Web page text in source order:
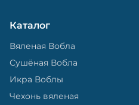
Каталог
Вяленая Вобла
Сушёная Вобла
Икра Воблы
Чехонь вяленая